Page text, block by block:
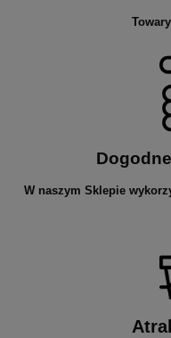
W naszym Sklepie